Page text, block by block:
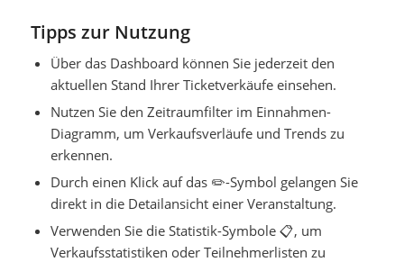
Tipps zur Nutzung
Über das Dashboard können Sie jederzeit den
aktuellen Stand Ihrer Ticketverkäufe einsehen.
Nutzen Sie den Zeitraumfilterim Einnahmen-
Diagramm, um Verkaufsverläufe und Trends zu
erkennen.
Durch einen Klick auf das ✏️-Symbol gelangen Sie
direkt in die Detailansicht einer Veranstaltung.
Verwenden Sie die Statistik-Symbole 📋, um
Verkaufsstatistiken oder Teilnehmerlisten zu